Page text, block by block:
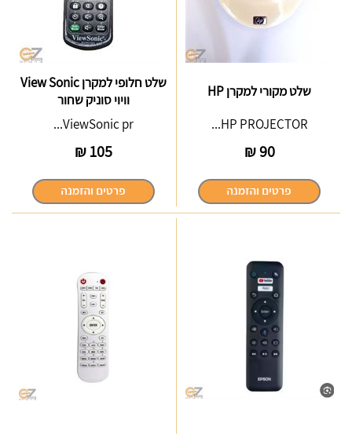
שלט מקורי למקרן HP
HP PROJECTOR...
90
₪
שלט חלופי למקרן View Sonic
וויוי סוניק שחור
ViewSonic pr...
105
₪